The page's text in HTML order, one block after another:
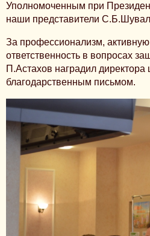
Уполномоченным при
наши представители
За профессионализм,
ответственность в вопросах
П.Астахов наградил
благодарственным письмом.